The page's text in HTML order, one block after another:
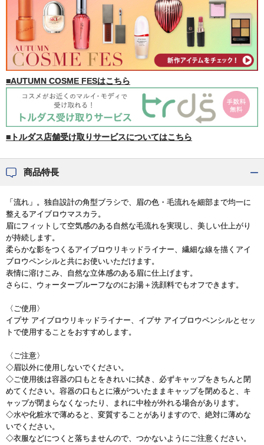
■AUTUMN COSME FESはこちら
■トルダス店舗受け取りサービスについてはこちら
商品特長
「流れ」。独自設計の角型ブラシで、眉の色・毛流れを細部まで均一に
整えるアイブロウマスカラ。
眉にフィットして空気感のある自然な毛流れを実現し、美しい仕上がり
が持続します。
柔らかな影をつくるアイブロウリキッドライナー、繊細な線を描くアイ
ブロウペンシルと共にお使いいただけます。
表情に溶けこみ、自然な立体感のある眉に仕上げます。
さらに、ウォータープルーフなのにお湯＋洗顔料でもオフできます。
〈ご使用〉
イプサ アイブロウリキッドライナー、イプサ アイブロウペンシルとセッ
トで使用することをおすすめします。
〈ご注意〉
◇眉以外に使用しないでください。
◇ご使用後は容器の口もとをきれいに拭き、必ずキャップをきちんと閉
めてください。容器の口もとに液がついたままキャップを閉めると、キ
ャップが閉まらなくなったり、まれに中栓が外れる場合があります。
◇水や化粧水で薄めると、変質することがありますので、絶対に薄めな
いでください。
◇衣服などにつくと落ちませんので、つかないようにご注意ください。